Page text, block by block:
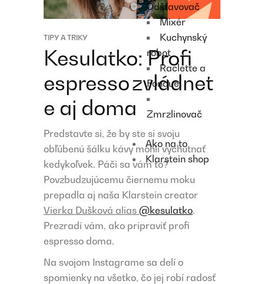
Odšťavovač
Mixér
Kuchynský
robot
Raclette a
Fondue
Zmrzlinovač
Ako na to
Klarstein shop
TIPY A TRIKY
Kesulatko: Profi
espresso zvládnet
e aj doma
Predstavte si, že by ste si svoju
obľúbenú šálku kávy mohli vychutnať
kedykoľvek. Páči sa vám to?
Povzbudzujúcemu čiernemu moku
prepadla aj naša Klarstein creator
Vierka Dušková alias @kesulatko.
Prezradí vám, ako pripraviť profi
espresso doma.
Na svojom Instagrame sa delí o
spomienky na všetko, čo jej robí radosť